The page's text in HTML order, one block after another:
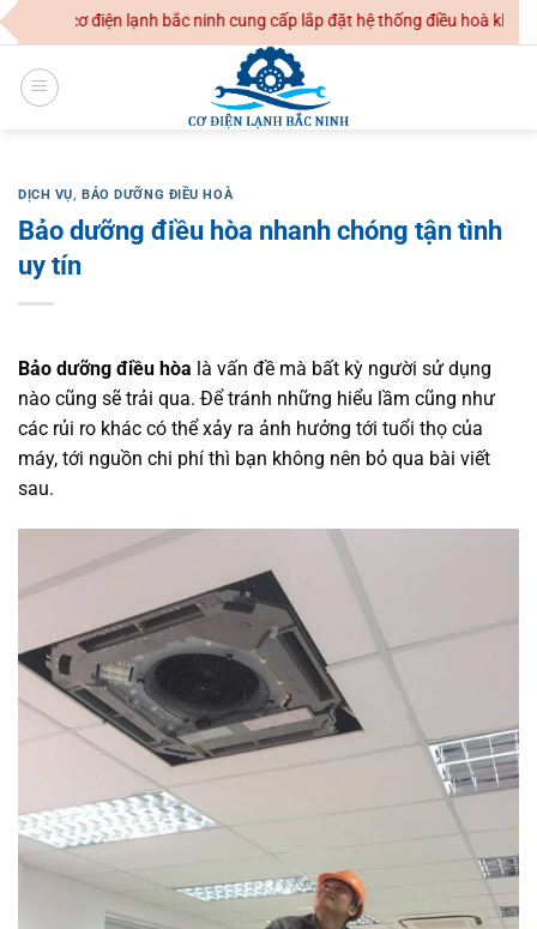
Skip
to
content
cơ điện lạnh bắc ninh cung cấp lắp đặt hệ thống điều hoà không khí
DỊCH VỤ,BẢO DƯỠNG ĐIỀU HOÀ
Bảo dưỡng điều hòa nhanh chóng tận tình
uy tín
Bảo dưỡng điều hòa là vấn đề mà bất kỳ người sử dụng
nào cũng sẽ trải qua. Để tránh những hiểu lầm cũng như
các rủi ro khác có thể xảy ra ảnh hưởng tới tuổi thọ của
máy, tới nguồn chi phí thì bạn không nên bỏ qua bài viết
sau.